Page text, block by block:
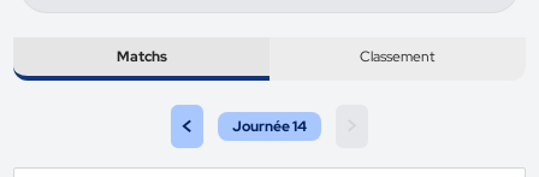
Matchs Classement
< Journée 14